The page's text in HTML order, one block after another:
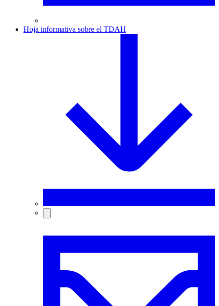
Hoja informativa sobre el TDAH